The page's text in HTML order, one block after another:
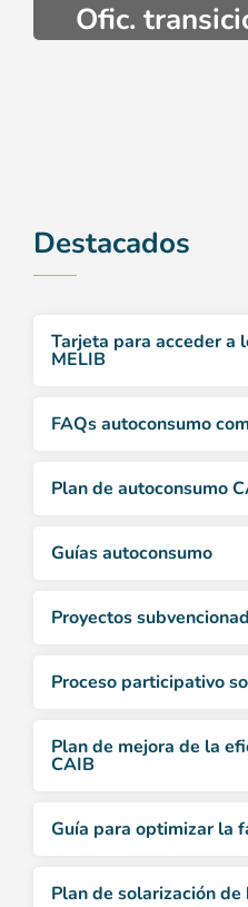
Ofic.
Destacados
Tarjeta para acceder a
MELIB
FAQs autoconsumo
Plan de autoconsumo
Guías autoconsumo
Proyectos
Proceso participativo
Plan de mejora de la
CAIB
Guía para optimizar la
Plan de solarización